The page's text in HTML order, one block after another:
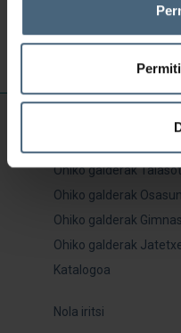
INFORMAZIO
Ohiko galderak
Ohiko galderak
Ohiko galderak
Ohiko galderak
Katalogoa
Nola iritsi